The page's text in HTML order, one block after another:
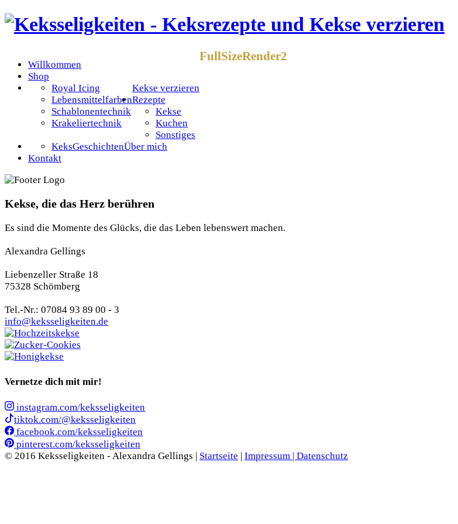
Willkommen
Shop
Kekse verzieren
Royal Icing
Lebensmittelfarben
Schablonentechnik
Krakeliertechnik
Rezepte
Kekse
Kuchen
Sonstiges
Über mich
KeksGeschichten
Kontakt
FullSizeRender2
Kekse, die das Herz berühren
Es sind die Momente des Glücks, die das Leben lebenswert machen.
Alexandra Gellings
Liebenzeller Straße 18
75328 Schömberg
Tel.-Nr.: 07084 93 89 00 - 3
info@keksseligkeiten.de
Vernetze dich mit mir!
instagram.com/keksseligkeiten
tiktok.com/@keksseligkeiten
facebook.com/keksseligkeiten
pinterest.com/keksseligkeiten
© 2016 Keksseligkeiten - Alexandra Gellings | Startseite | Impressum | Datenschutz